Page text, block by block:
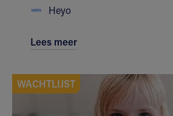
Heyo
Lees meer
WACHTLIJST